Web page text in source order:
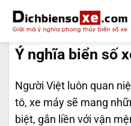
qua
nội
dungÝ nghĩa biển số
Người Việt luôn quan
tô, xe máy sẽ mang
biệt, gắn liền với vận